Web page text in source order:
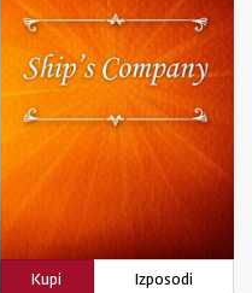
Kupi
Izposodi